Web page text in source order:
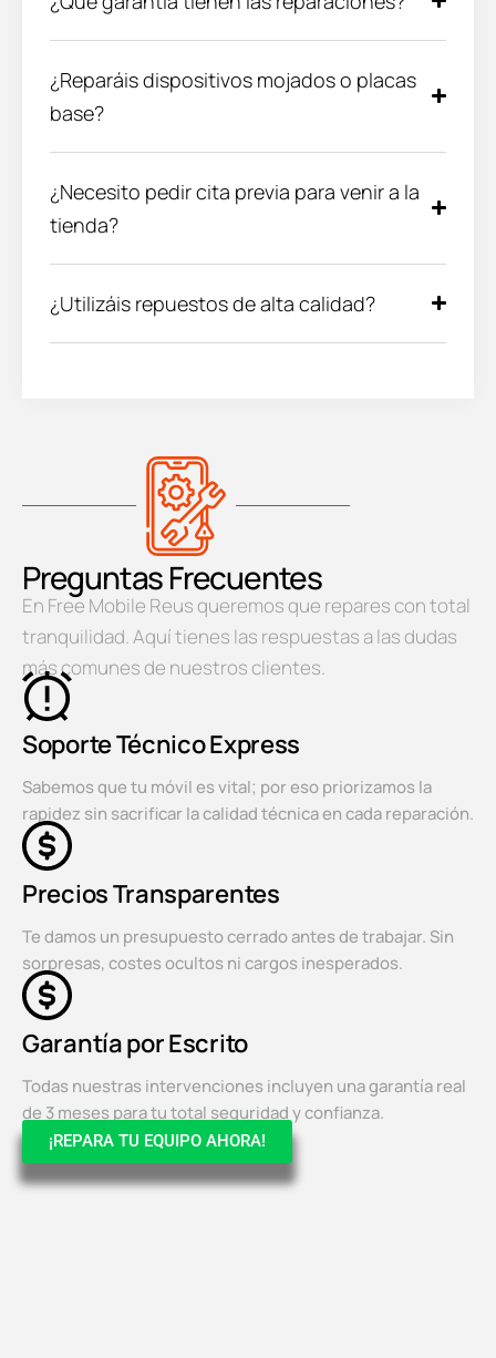
¿Reparáis dispositivos mojados o placas
base?
¿Necesito pedir cita previa para venir a la
tienda?
¿Utilizáis repuestos de alta calidad?
Preguntas Frecuentes
En Free Mobile Reus queremos que repares con total
tranquilidad. Aquí tienes las respuestas a las dudas
más comunes de nuestros clientes.
Soporte Técnico Express
Sabemos que tu móvil es vital; por eso priorizamos la
rapidez sin sacrificar la calidad técnica en cada reparación.
Precios Transparentes
Te damos un presupuesto cerrado antes de trabajar. Sin
sorpresas, costes ocultos ni cargos inesperados.
Garantía por Escrito
Todas nuestras intervenciones incluyen una garantía real
de 3 meses para tu total seguridad y confianza.
¡REPARA TU EQUIPO AHORA!